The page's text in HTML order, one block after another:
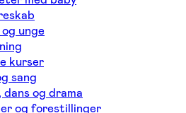
unge
kurser
sang
og drama
og forestillinger